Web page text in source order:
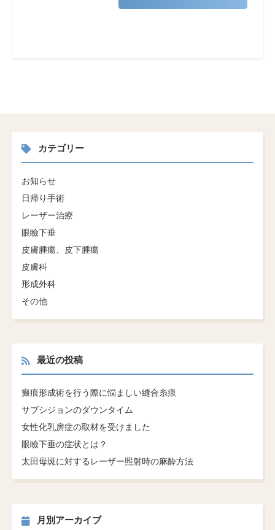
カテゴリー
お知らせ
日帰り手術
レーザー治療
眼瞼下垂
皮膚腫瘍、皮下腫瘍
皮膚科
形成外科
その他
最近の投稿
瘢痕形成術を行う際に悩ましい縫合糸痕
サブシジョンのダウンタイム
女性化乳房症の取材を受けました
眼瞼下垂の症状とは？
太田母斑に対するレーザー照射時の麻酔方法
月別アーカイブ